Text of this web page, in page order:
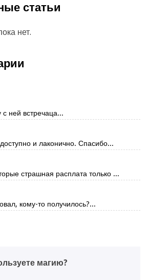
статьи
нет.
ней встречаца...
и лаконично. Спасибо...
страшная расплата только ...
кому-то получилось?...
магию?